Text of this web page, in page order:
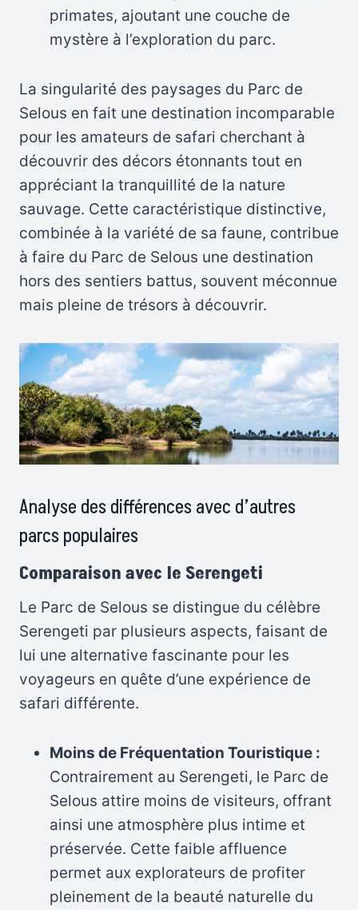
primates, ajoutant une couche de
mystère à l’exploration du parc.
La singularité des paysages du Parc de
Selous en fait une destination incomparable
pour les amateurs de safari cherchant à
découvrir des décors étonnants tout en
appréciant la tranquillité de la nature
sauvage. Cette caractéristique distinctive,
combinée à la variété de sa faune, contribue
à faire du Parc de Selous une destination
hors des sentiers battus, souvent méconnue
mais pleine de trésors à découvrir.
Analyse des différences avec d’autres
parcs populaires
Comparaison avec le Serengeti
Le Parc de Selous se distingue du célèbre
Serengeti par plusieurs aspects, faisant de
lui une alternative fascinante pour les
voyageurs en quête d’une expérience de
safari différente.
Moins de Fréquentation Touristique :
Contrairement au Serengeti, le Parc de
Selous attire moins de visiteurs, offrant
ainsi une atmosphère plus intime et
préservée. Cette faible affluence
permet aux explorateurs de profiter
pleinement de la beauté naturelle du